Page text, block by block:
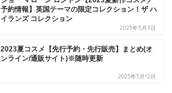
予約情報】英国テーマの限定コレクション！ザ ハ
イランズ コレクション
2023年5月3日
2023夏コスメ【先行予約・先行販売】まとめ(オ
ンライン/通販サイト)※随時更新
2023年3月12日